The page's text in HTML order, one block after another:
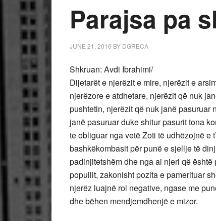
Parajsa pa
JUNE 21, 2016 BY DGRECA
Shkruan: Avdi Ibrahimi/
Dijetarët e njerëzit e mire, njerëzit e
njerëzore e atdhetare, njerëzit që nuk
pushtetin, njerëzit që nuk janë pasuruar
janë pasuruar duke shitur pasurit tona
te obliguar nga vetë Zoti të udhëzojnë e
bashkëkombasit për punë e sjellje të
padinjitetshëm dhe nga ai njeri që
popullit, zakonisht pozita e pamerituar
njerëz luajnë rol negative, ngase me
dhe bëhen mendjemdhenjë e mizor.